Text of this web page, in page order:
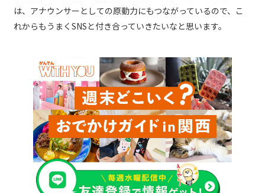
は、アナウンサーとしての原動力にもつながっているので、こ
れからもうまくSNSと付き合っていきたいなと思います。